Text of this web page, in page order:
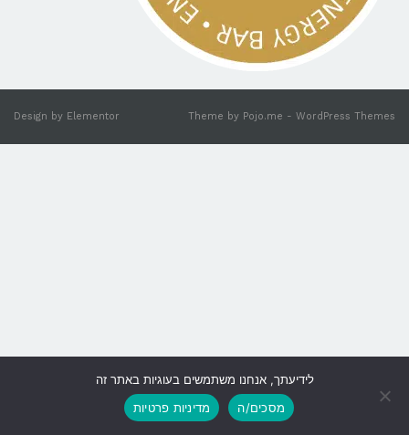
Theme by Pojo.me - WordPress Themes
Design by Elementor
גלילה
לראש
לידיעתך, אנחנו משתמשים בעוגיות באתר זה
מסכים/ה
מדיניות פרטיות